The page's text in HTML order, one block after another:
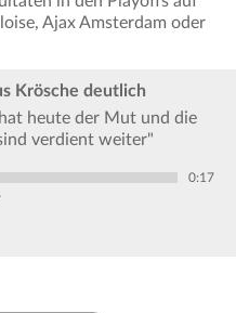
Ajax Amsterdam oder
Krösche deutlich
heute der Mut und die
verdient weiter"
0:17